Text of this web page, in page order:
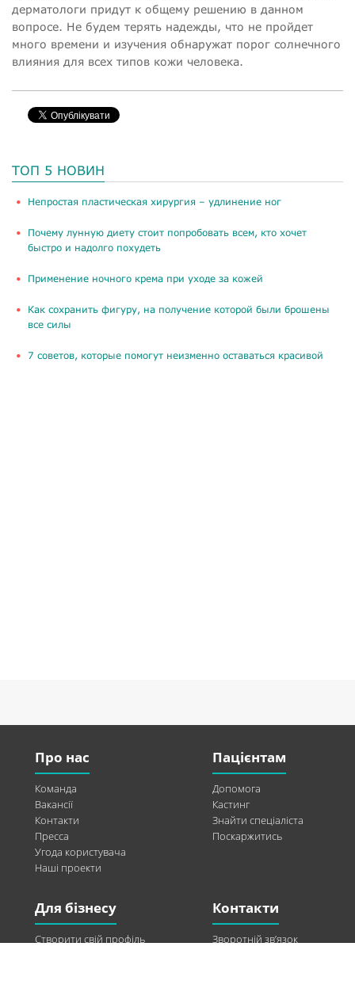
дерматологи придут к общему решению в данном
вопросе. Не будем терять надежды, что не пройдет
много времени и изучения обнаружат порог солнечного
влияния для всех типов кожи человека.
ТОП 5 НОВИН
​Непростая пластическая хирургия – удлинение ног
Почему лунную диету стоит попробовать всем, кто хочет
быстро и надолго похудеть
Применение ночного крема при уходе за кожей
Как сохранить фигуру, на получение которой были брошены
все силы
​7 советов, которые помогут неизменно оставаться красивой
Про нас
Команда
Вакансії
Контакти
Пресса
Угода користувача
Наші проекти
Пацієнтам
Допомога
Кастинг
Знайти спеціаліста
Поскаржитись
Для бізнесу
Створити свій профіль
Контакти
Зворотній зв’язок